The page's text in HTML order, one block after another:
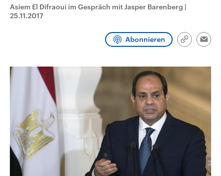
Wahl.
Audio-Archiv
Asiem El Difraoui im Gespräch mit Jasper Barenberg |
25.11.2017
Abonnieren
Link